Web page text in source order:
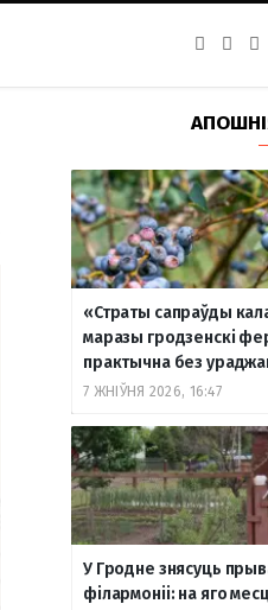
b
o
k
a
g
a
m
g
r
a
«Страты сапраўды
маразы гродзенскі
практычна без
7 ЖНІЎНЯ 2026, 16:47
У Гродне знясуць
філармоніі: на яго